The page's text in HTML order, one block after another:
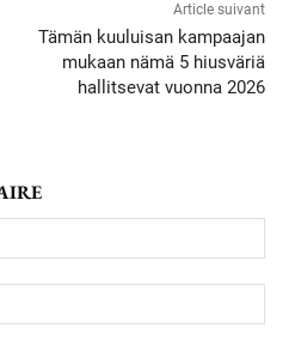
Article suivant
Tämän kuuluisan kampaajan
mukaan nämä 5 hiusväriä
hallitsevat vuonna 2026
:*
:*